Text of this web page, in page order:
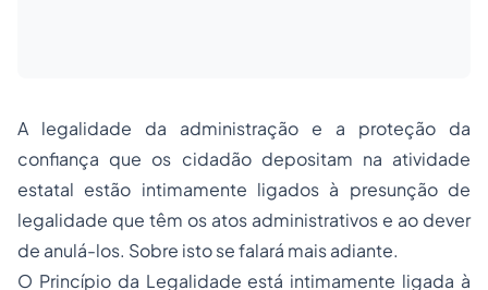
A legalidade da administração e a proteção da
confiança que os cidadão depositam na atividade
estatal estão intimamente ligados à presunção de
legalidade que têm os atos administrativos e ao dever
de anulá-los. Sobre isto se falará mais adiante.
O Princípio da Legalidade está intimamente ligada à